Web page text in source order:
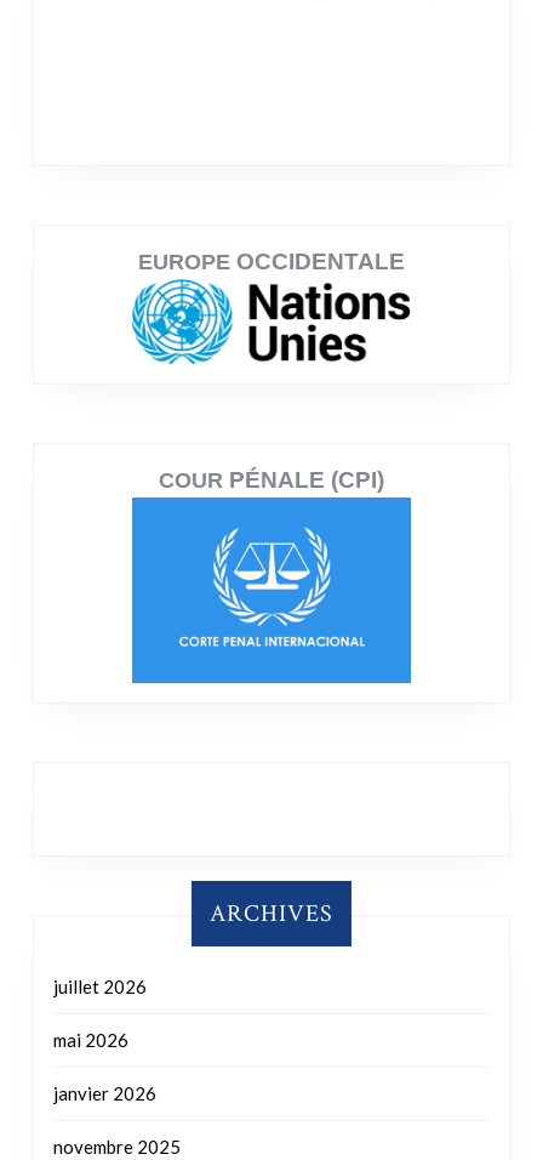
EUROPE OCCIDENTALE
COUR PÉNALE (CPI)
ARCHIVES
juillet 2026
mai 2026
janvier 2026
novembre 2025